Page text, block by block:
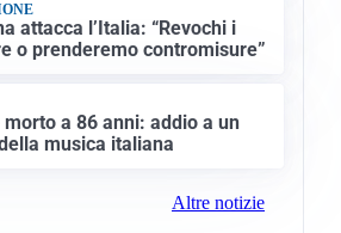
attacca l’Italia: “Revochi i
o prenderemo contromisure”
morto a 86 anni: addio a un
musica italiana
Altre notizie